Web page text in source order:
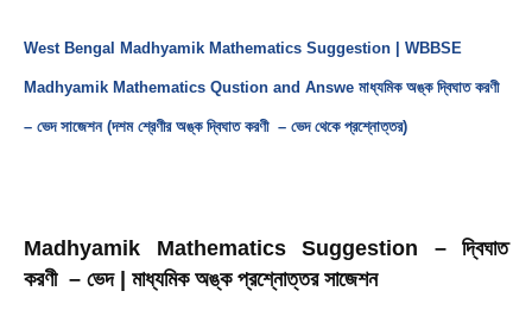
West Bengal Madhyamik Mathematics Suggestion | WBBSE
Madhyamik Mathematics Qustion and Answe মাধ্যমিক অঙ্ক দ্বিঘাত করণী
– ভেদ সাজেশন (দশম শ্রেণীর অঙ্ক দ্বিঘাত করণী – ভেদ থেকে প্রশ্নোত্তর)
Madhyamik Mathematics Suggestion – দ্বিঘাত
করণী  – ভেদ | মাধ্যমিক অঙ্ক প্রশ্নোত্তর সাজেশন